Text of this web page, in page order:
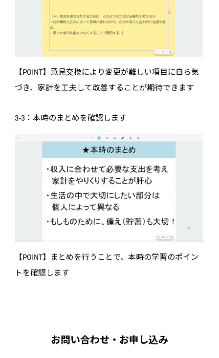
【POINT】意見交換により変更が難しい項目に自ら気
づき、家計を工夫して改善することが期待できます
3-3：本時のまとめを確認します
【POINT】まとめを行うことで、本時の学習のポイン
トを確認します
お問い合わせ・お申し込み